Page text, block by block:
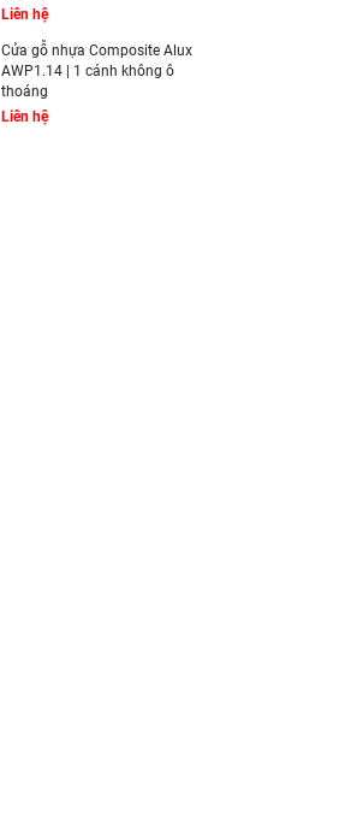
Liên hệ
Cửa gỗ nhựa Composite Alux
AWP1.14 | 1 cánh không ô
thoáng
Liên hệ